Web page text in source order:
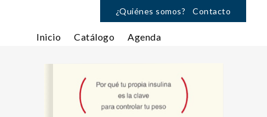
¿Quiénes somos? Contacto
Inicio Catálogo Agenda